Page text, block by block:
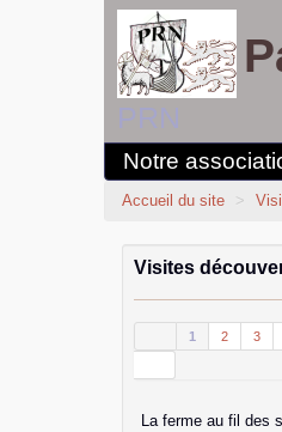
PRN
Notre
Accueil du site >
Visites
1 2 3
La ferme au fil des